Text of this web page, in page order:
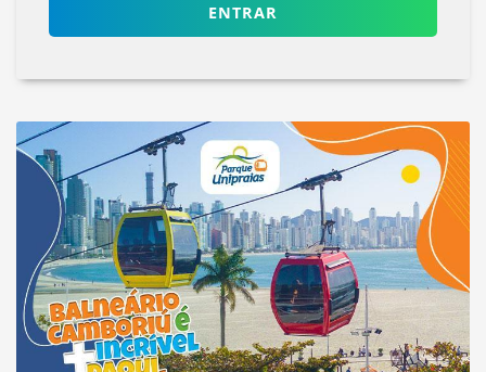
ENTRAR